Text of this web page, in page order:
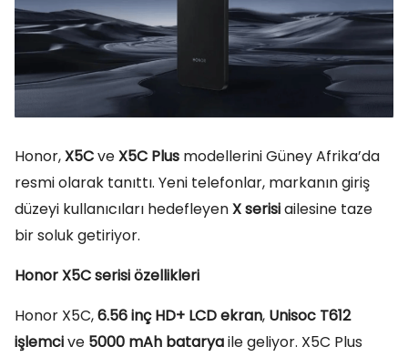
Honor,X5CveX5C Plus modellerini Güney Afrika’da
resmi olarak tanıttı. Yeni telefonlar, markanın giriş
düzeyi kullanıcıları hedefleyenX serisiailesine taze
bir soluk getiriyor.
Honor X5C serisi özellikleri
Honor X5C,6.56 inç HD+ LCD ekran, Unisoc T612
işlemcive 5000 mAh bataryaile geliyor. X5C Plus